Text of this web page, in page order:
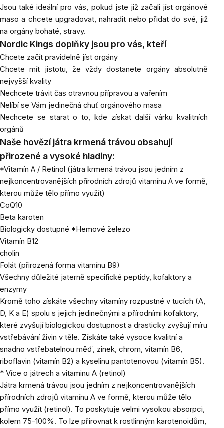
Jsou také ideální pro vás, pokud jste již začali jíst orgánové
maso a chcete upgradovat, nahradit nebo přidat do své, již
na orgány bohaté, stravy.
Nordic Kings doplňky jsou pro vás, kteří
Chcete začít pravidelně jíst orgány
Chcete mít jistotu, že vždy dostanete orgány absolutně
nejvyšší kvality
Nechcete trávit čas otravnou přípravou a vařením
Nelíbí se Vám jedinečná chuť orgánového masa
Nechcete se starat o to, kde získat další várku kvalitních
orgánů
Naše hovězí játra krmená trávou obsahují
přirozené a vysoké hladiny:
*Vitamín A / Retinol (játra krmená trávou jsou jedním z
nejkoncentrovanějších přírodních zdrojů vitamínu A ve formě,
kterou může tělo přímo využít)
CoQ10
Beta karoten
Biologicky dostupné *Hemové železo
Vitamín B12
cholin
Folát (přirozená forma vitamínu B9)
Všechny důležité jaterně specifické peptidy, kofaktory a
enzymy
Kromě toho získáte všechny vitamíny rozpustné v tucích (A,
D, K a E) spolu s jejich jedinečnými a přírodními kofaktory,
které zvyšují biologickou dostupnost a drasticky zvyšují míru
vstřebávání živin v těle. Získáte také vysoce kvalitní a
snadno vstřebatelnou měď, zinek, chrom, vitamín B6,
riboflavin (vitamín B2) a kyselinu pantotenovou (vitamín B5).
* Více o játrech a vitaminu A (retinol)
Játra krmená trávou jsou jedním z nejkoncentrovanějších
přírodních zdrojů vitamínu A ve formě, kterou může tělo
přímo využít (retinol). To poskytuje velmi vysokou absorpci,
kolem 75-100%. To lze přirovnat k rostlinným karotenoidům,